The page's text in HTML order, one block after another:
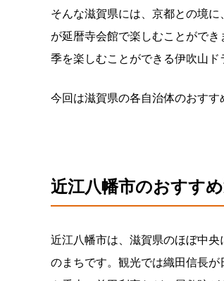
そんな滋賀県には、京都との境
が延暦寺会館で楽しむことがで
季を楽しむことができる伊吹山ド
今回は滋賀県の各自治体のおすす
近江八幡市のおすす
近江八幡市は、滋賀県のほぼ中
のまちです。観光では織田信長